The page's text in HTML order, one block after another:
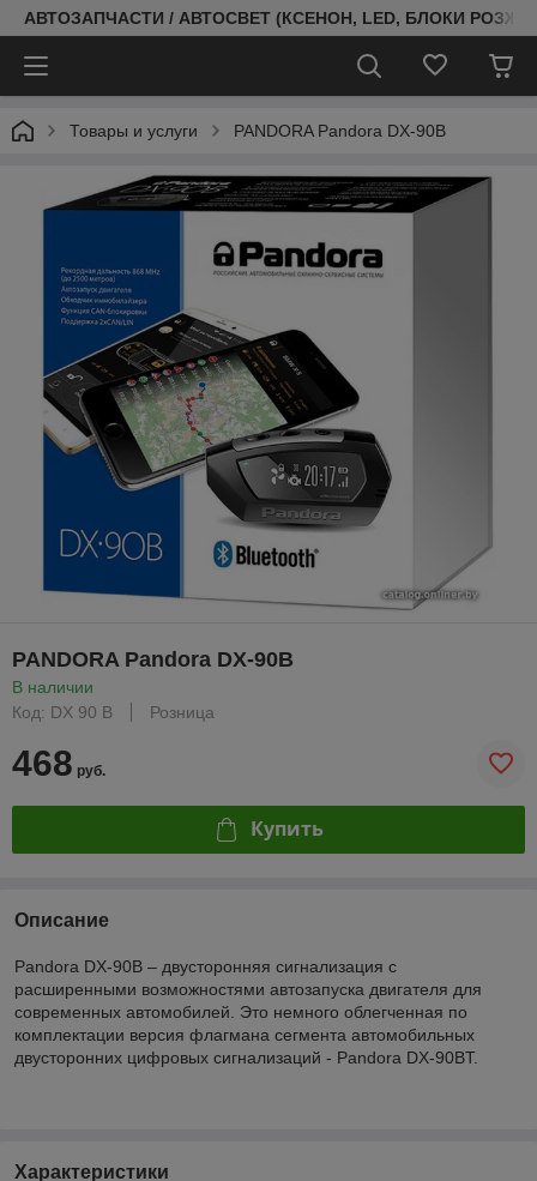
АВТОЗАПЧАСТИ / АВТОСВЕТ (КСЕНОН, LED, БЛОКИ
Товары и услуги PANDORA Pandora DX-90B
PANDORA Pandora DX-90B
В наличии
Код: DX 90 B
Розница
468 руб.
Купить
Описание
Pandora DX-90B – двусторонняя сигнализация с
расширенными возможностями автозапуска двигателя для
современных автомобилей. Это немного облегченная по
комплектации версия флагмана сегмента автомобильных
двусторонних цифровых сигнализаций - Pandora DX-90BT.
Характеристики